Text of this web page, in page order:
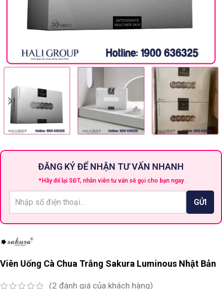
ĐĂNG KÝ ĐỂ NHẬN TƯ VẤN NHANH
*Hãy để lại SĐT, nhân viên tư vấn sẽ gọi cho bạn ngay
Viên Uống Cà Chua Trắng Sakura Luminous Nhật Bản
(2 đánh giá của khách hàng)